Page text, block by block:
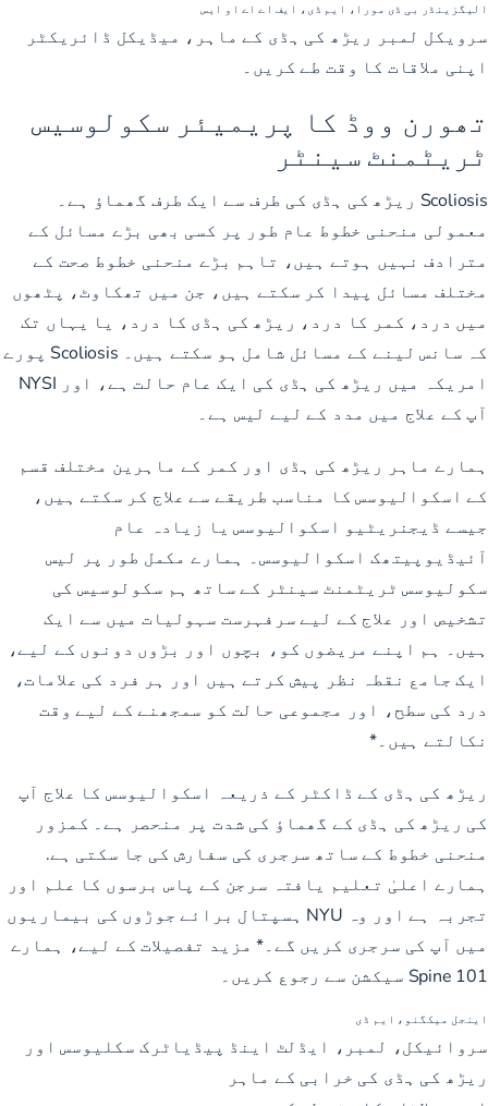
الیگزینڈر بی ڈی مورا، ایم ڈی، ایف اے اے او ایس
سرویکل لمبر ریڑھ کی ہڈی کے ماہر، میڈیکل ڈائریکٹر
اپنی ملاقات کا وقت طے کریں۔
تھورن ووڈ کا پریمیئر سکولوسیس
ٹریٹمنٹ سینٹر
Scoliosis ریڑھ کی ہڈی کی طرف سے ایک طرف گھماؤ ہے۔
معمولی منحنی خطوط عام طور پر کسی بھی بڑے مسائل کے
مترادف نہیں ہوتے ہیں، تاہم بڑے منحنی خطوط صحت کے
مختلف مسائل پیدا کر سکتے ہیں، جن میں تھکاوٹ، پٹھوں
میں درد، کمر کا درد، ریڑھ کی ہڈی کا درد، یا یہاں تک
کہ سانس لینے کے مسائل شامل ہو سکتے ہیں۔ Scoliosis پورے
امریکہ میں ریڑھ کی ہڈی کی ایک عام حالت ہے، اور NYSI
آپ کے علاج میں مدد کے لیے لیس ہے۔
ہمارے ماہر ریڑھ کی ہڈی اور کمر کے ماہرین مختلف قسم
کے اسکوالیوسس کا مناسب طریقے سے علاج کر سکتے ہیں،
جیسے ڈیجنریٹیو اسکوالیوسس یا زیادہ عام
آئیڈیوپیتھک اسکوالیوسس۔ ہمارے مکمل طور پر لیس
سکولیوسس ٹریٹمنٹ سینٹر کے ساتھ ہم سکولوسیس کی
تشخیص اور علاج کے لیے سرفہرست سہولیات میں سے ایک
ہیں۔ ہم اپنے مریضوں کو، بچوں اور بڑوں دونوں کے لیے،
ایک جامع نقطہ نظر پیش کرتے ہیں اور ہر فرد کی علامات،
درد کی سطح، اور مجموعی حالت کو سمجھنے کے لیے وقت
نکالتے ہیں۔*
ریڑھ کی ہڈی کے ڈاکٹر کے ذریعہ اسکوالیوسس کا علاج آپ
کی ریڑھ کی ہڈی کے گھماؤ کی شدت پر منحصر ہے۔ کمزور
منحنی خطوط کے ساتھ سرجری کی سفارش کی جا سکتی ہے.
ہمارے اعلیٰ تعلیم یافتہ سرجن کے پاس برسوں کا علم اور
تجربہ ہے اور وہ NYU ہسپتال برائے جوڑوں کی بیماریوں
میں آپ کی سرجری کریں گے۔* مزید تفصیلات کے لیے، ہمارے
Spine 101 سیکشن سے رجوع کریں۔
اینجل میکگنو، ایم ڈی
سروائیکل، لمبر، ایڈلٹ اینڈ پیڈیاٹرک سکلیوسس اور
ریڑھ کی ہڈی کی خرابی کے ماہر